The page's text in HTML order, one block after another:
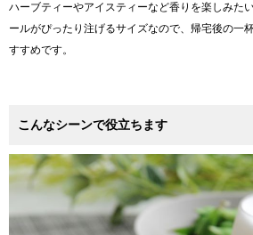
ハーブティーやアイスティーなど香りを楽しみた
ールがぴったり注げるサイズなので、帰宅後の一
すすめです。
こんなシーンで役立ちます